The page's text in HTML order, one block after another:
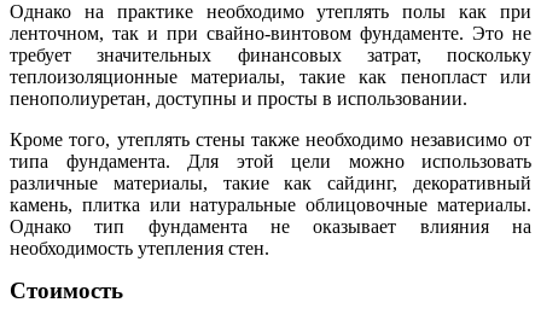
Однако на практике необходимо утеплять полы как при
ленточном, так и при свайно-винтовом фундаменте. Это не
требует значительных финансовых затрат, поскольку
теплоизоляционные материалы, такие как пенопласт или
пенополиуретан, доступны и просты в использовании.
Кроме того, утеплять стены также необходимо независимо от
типа фундамента. Для этой цели можно использовать
различные материалы, такие как сайдинг, декоративный
камень, плитка или натуральные облицовочные материалы.
Однако тип фундамента не оказывает влияния на
необходимость утепления стен.
Стоимость